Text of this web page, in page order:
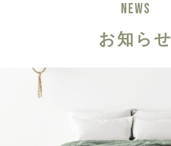
NEWS
お知らせ